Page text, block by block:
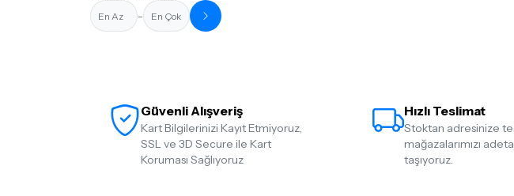
-
Güvenli Alışveriş
Kart Bilgilerinizi Kayıt Etmiyoruz,
SSL ve 3D Secure ile Kart
Koruması Sağlıyoruz
Hızlı Teslimat
Stoktan adresinize
mağazalarımızı
taşıyoruz.